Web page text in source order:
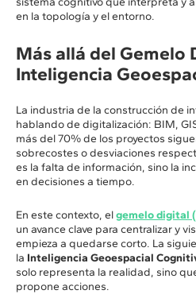
en la topología y el entorno.
Más allá del Gemelo
Inteligencia
La industria de la construcción de
hablando de digitalización: BIM,
más del 70% de los proyectos
sobrecostes o desviaciones
es la falta de información, sino la
en decisiones a tiempo.
En este contexto, elgemelo digital
un avance clave para centralizar y
empieza a quedarse corto. La
la Inteligencia Geoespacial
solo representa la realidad, sino
propone acciones.